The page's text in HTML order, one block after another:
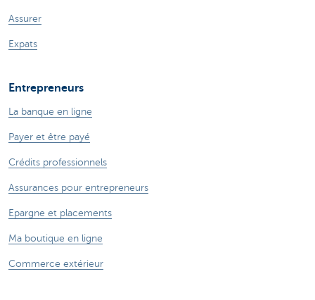
Assurer
Expats
Entrepreneurs
La banque en ligne
Payer et être payé
Crédits professionnels
Assurances pour entrepreneurs
Epargne et placements
Ma boutique en ligne
Commerce extérieur